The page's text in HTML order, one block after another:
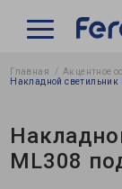
Главная Акцентное
Накладной
ML308